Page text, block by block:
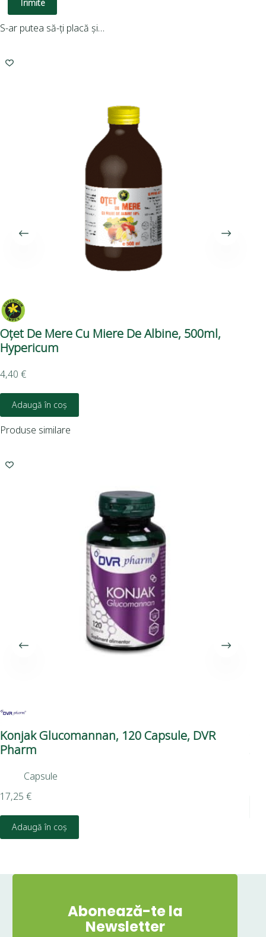
Trimite
S-ar putea să-ți placă și…
Oțet De Mere Cu Miere De Albine, 500ml,
Hypericum
4,40 €
Adaugă în coș
Produse similare
Konjak Glucomannan, 120 Capsule, DVR
Pharm
Capsule
17,25 €
Adaugă în coș
Abonează-te la
Newsletter